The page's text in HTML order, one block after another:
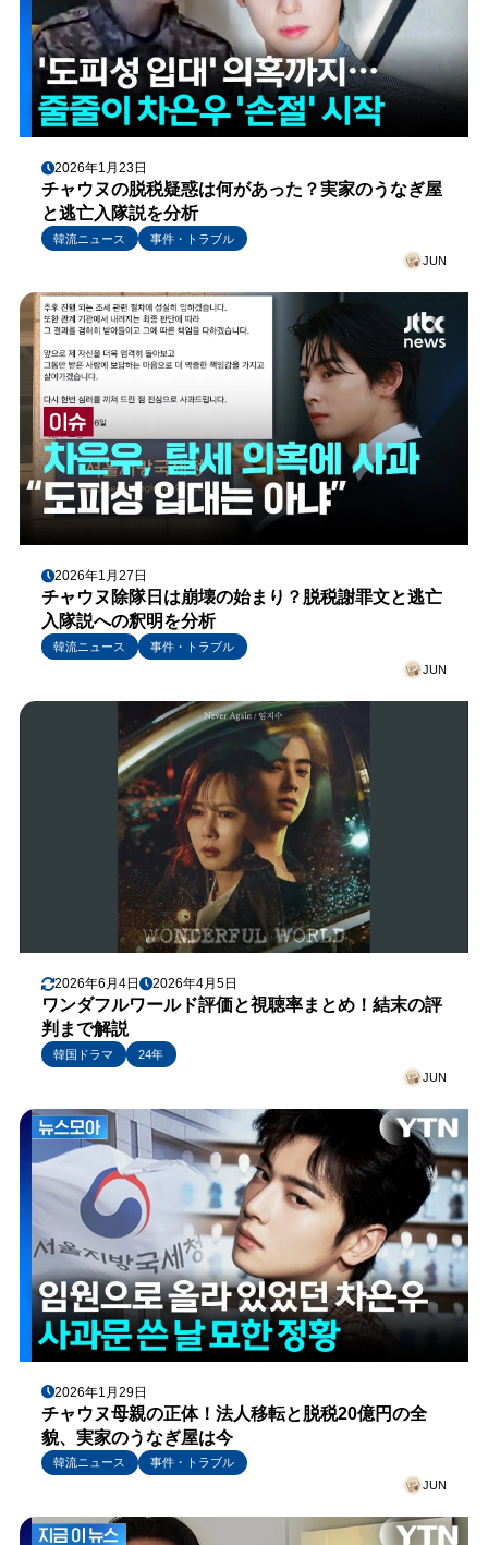
2026年1月23日
チャウヌの脱税疑惑は何があった？実家のうなぎ屋
と逃亡入隊説を分析
韓流ニュース
事件・トラブル
JUN
2026年1月27日
チャウヌ除隊日は崩壊の始まり？脱税謝罪文と逃亡
入隊説への釈明を分析
韓流ニュース
事件・トラブル
JUN
2026年6月4日 2026年4月5日
ワンダフルワールド評価と視聴率まとめ！結末の評
判まで解説
韓国ドラマ
24年
JUN
2026年1月29日
チャウヌ母親の正体！法人移転と脱税20億円の全
貌、実家のうなぎ屋は今
韓流ニュース
事件・トラブル
JUN